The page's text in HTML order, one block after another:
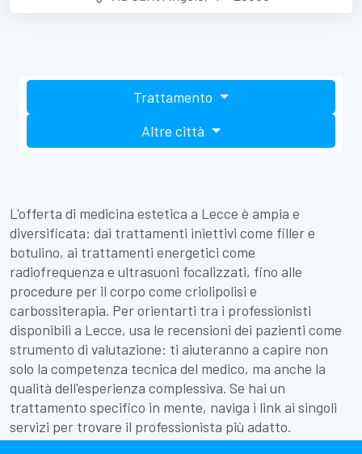
Trattamento
Altre città
L'offerta di medicina estetica a Lecce è ampia e
diversificata: dai trattamenti iniettivi come filler e
botulino, ai trattamenti energetici come
radiofrequenza e ultrasuoni focalizzati, fino alle
procedure per il corpo come criolipolisi e
carbossiterapia. Per orientarti tra i professionisti
disponibili a Lecce, usa le recensioni dei pazienti come
strumento di valutazione: ti aiuteranno a capire non
solo la competenza tecnica del medico, ma anche la
qualità dell'esperienza complessiva. Se hai un
trattamento specifico in mente, naviga i link ai singoli
servizi per trovare il professionista più adatto.